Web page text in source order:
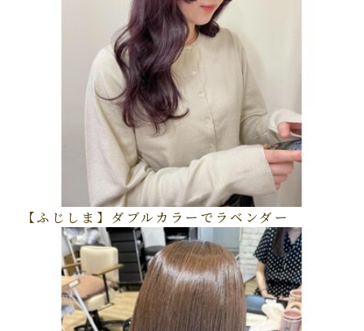
【ふじしま】ダブルカラーでラベンダー